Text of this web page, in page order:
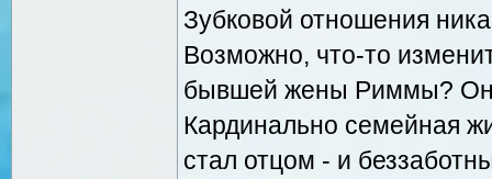
Зубковой отношения
Возможно, что-то
бывшей жены Риммы?
Кардинально семейная
стал отцом - и